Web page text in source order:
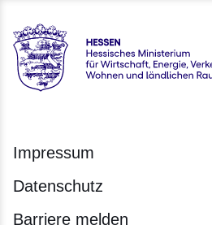
Hessen - Hessisches
Impressum
Datenschutz
Barriere melden